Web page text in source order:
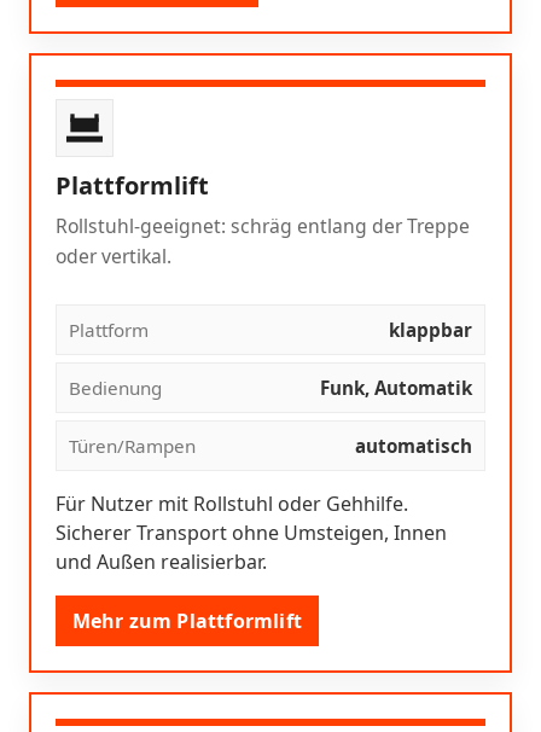
Plattformlift
Rollstuhl-geeignet: schräg entlang der Treppe
oder vertikal.
Plattform klappbar
Bedienung Funk, Automatik
Türen/Rampen automatisch
Für Nutzer mit Rollstuhl oder Gehhilfe.
Sicherer Transport ohne Umsteigen, Innen
und Außen realisierbar.
Mehr zum Plattformlift